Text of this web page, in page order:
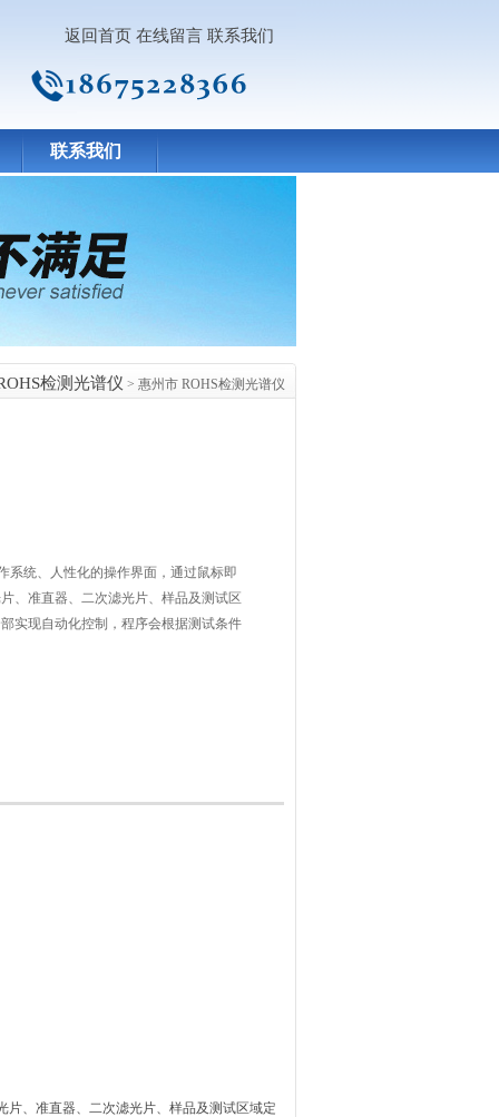
返回首页 在线留言 联系我们
联系我们
检测光谱仪 > 惠州市 ROHS检测光谱仪
系统、人性化的操作界面，通过鼠标即
、准直器、二次滤光片、样品及测试区
实现自动化控制，程序会根据测试条件
、准直器、二次滤光片、样品及测试区域定